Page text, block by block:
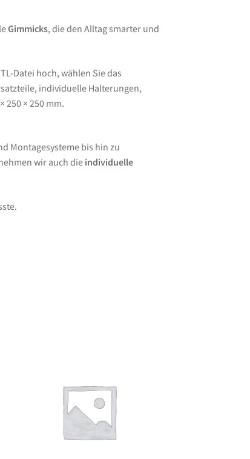
Gimmicks, die den Alltag smarter und
Datei hoch, wählen Sie das
individuelle Halterungen,
× 250 mm.
Montagesysteme bis hin zu
wir auch die individuelle